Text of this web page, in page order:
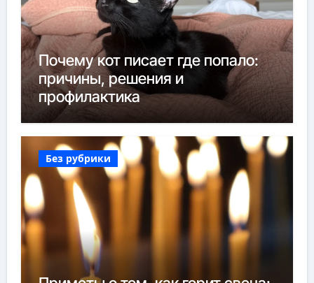
Почему кот писает где попало:
причины, решения и
профилактика
Без рубрики